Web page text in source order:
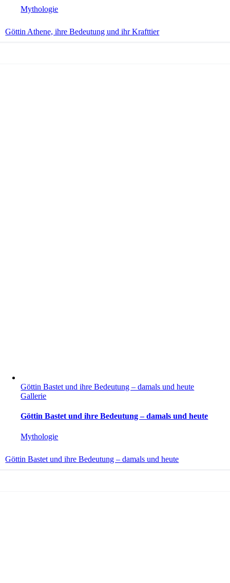
Mythologie
Göttin Athene, ihre Bedeutung und ihr Krafttier
Göttin Bastet und ihre Bedeutung – damals und heute
Gallerie
Göttin Bastet und ihre Bedeutung – damals und heute
Mythologie
Göttin Bastet und ihre Bedeutung – damals und heute